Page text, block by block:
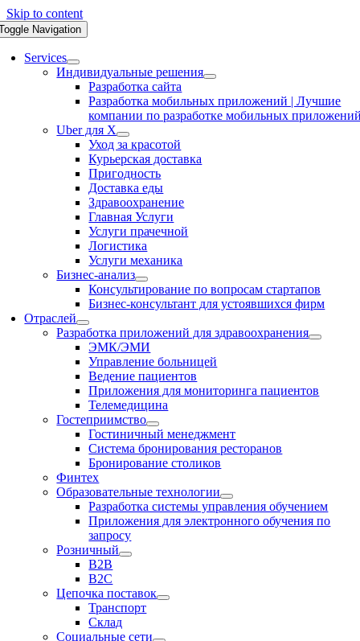
Skip to content
Navigation
Services
Индивидуальные решения
Разработка сайта
Разработка мобильных приложений | Лучшие
компании по разработке мобильных
Uber для X
Уход за красотой
Курьерская доставка
Пригодность
Доставка еды
Здравоохранение
Главная Услуги
Услуги прачечной
Логистика
Услуги механика
Бизнес-анализ
Консультирование по вопросам стартапов
Бизнес-консультант для устоявшихся фирм
Отраслей
Разработка приложений для здравоохранения
ЭМК/ЭМИ
Управление больницей
Ведение пациентов
Приложения для мониторинга пациентов
Телемедицина
Гостеприимство
Гостиничный менеджмент
Система бронирования ресторанов
Бронирование столиков
Финтех
Образовательные технологии
Разработка системы управления обучением
Приложения для электронного обучения по
запросу
Розничный
В2В
В2С
Цепочка поставок
Транспорт
Склад
Социальные сети